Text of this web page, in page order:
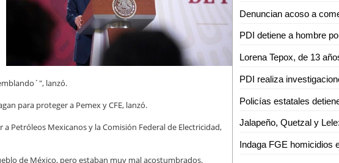
lanzó.
para proteger a Pemex y CFE, lanzó.
Petróleos Mexicanos y la Comisión Federal de Electricidad,
de México, pero estaban muy mal acostumbrados.